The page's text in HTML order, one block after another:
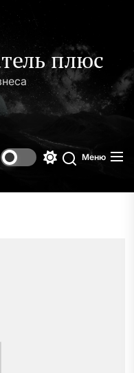
плюс
Поиск
Меню